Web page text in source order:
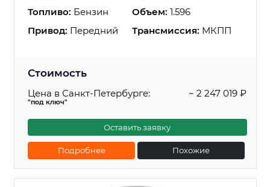
Топливо: Бензин Объем: 1.596
Привод: Передний Трансмиссия: МКПП
Стоимость
Цена в Санкт-Петербурге:
"под ключ"
~ 2 247 019 ₽
Оставить заявку
Подробнее Похожие